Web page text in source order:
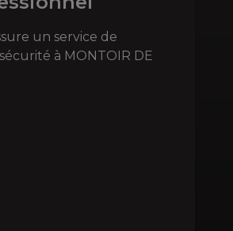
un service de
à MONTOIR DE